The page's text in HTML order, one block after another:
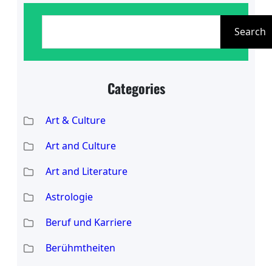
Search
Categories
Art & Culture
Art and Culture
Art and Literature
Astrologie
Beruf und Karriere
Berühmtheiten